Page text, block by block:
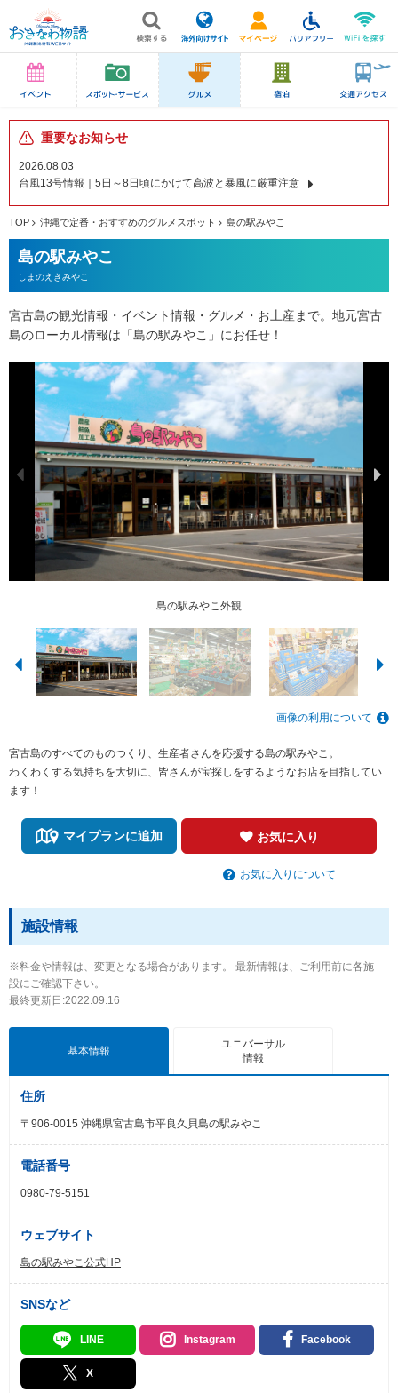
重要なお知らせ
2026.08.03
台風13号情報｜5日～8日頃にかけて高波と暴風に厳重注意
TOP 沖縄で定番・おすすめのグルメスポット 島の駅みやこ
島の駅みやこ
しまのえきみやこ
宮古島の観光情報・イベント情報・グルメ・お土産まで。地元宮古
島のローカル情報は「島の駅みやこ」にお任せ！
島の駅みやこ外観
店内
雪塩お菓子
ちょうじ屋
画像の利用について
宮古島のすべてのものつくり、生産者さんを応援する島の駅みやこ。
わくわくする気持ちを大切に、皆さんが宝探しをするようなお店を目指してい
ます！
マイプランに追加 お気に入り
お気に入りについて
施設情報
※料金や情報は、変更となる場合があります。 最新情報は、ご利用前に各施
設にご確認下さい。
最終更新日:2022.09.16
基本情報
ユニバーサル
情報
住所
〒906-0015 沖縄県宮古島市平良久貝島の駅みやこ
電話番号
0980-79-5151
ウェブサイト
島の駅みやこ公式HP
SNSなど
LINE Instagram Facebook
X